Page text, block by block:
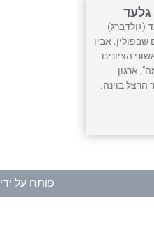
גלעד
(גולדברג)
שבפולין. אביו
הציונים
ארגון
הרצל בוינה.
פותח על ידי